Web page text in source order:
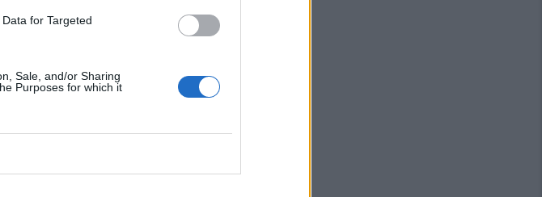
for Targeted
Sale, and/or Sharing
Purposes for which it